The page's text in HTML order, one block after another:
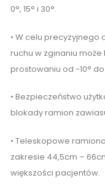
0°, 15° i 30°.
• W celu
ruchu w zginaniu może
prostowaniu od -10°
• Bezpieczeństwo
blokady ramion
• Teleskopowe
zakresie 44,5cm –
większości pacjentów.